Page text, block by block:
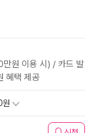
원 이용 시) / 카드 발
혜택 제공
원